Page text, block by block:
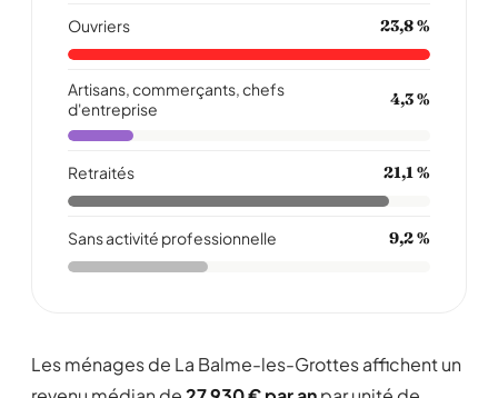
Ouvriers 23,8 %
Artisans, commerçants, chefs
d'entreprise
4,3 %
Retraités 21,1 %
Sans activité professionnelle 9,2 %
Les ménages de La Balme-les-Grottes affichent un